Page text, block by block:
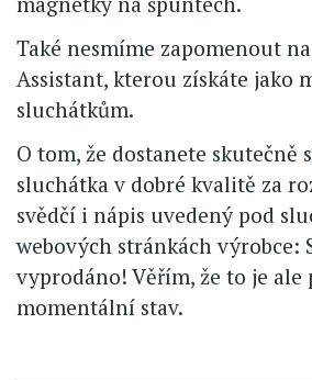
Také nesmíme zapomenout
Assistant, kterou získáte jako
sluchátkům.
O tom, že dostanete skutečně
sluchátka v dobré kvalitě za
svědčí i nápis uvedený pod
webových stránkách výrobce:
vyprodáno! Věřím, že to je ale
momentální stav.